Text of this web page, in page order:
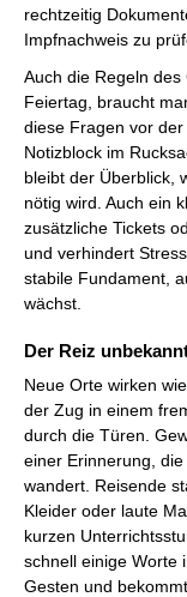
rechtzeitig
Impfnachweis zu
Auch die Regeln
Feiertag, braucht
diese Fragen vor
Notizblock im
bleibt der Überblick,
nötig wird. Auch ein
zusätzliche Tickets
und verhindert
stabile Fundament,
wächst.
Der Reiz
Neue Orte wirken
der Zug in einem
durch die Türen.
einer Erinnerung,
wandert. Reisende
Kleider oder laute
kurzen
schnell einige Worte
Gesten und